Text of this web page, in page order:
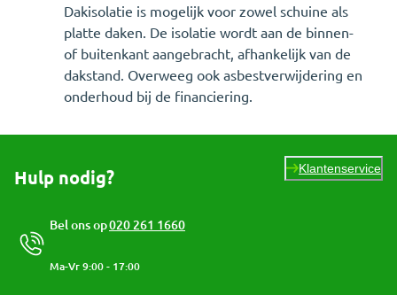
Dakisolatie is mogelijk voor zowel schuine als
platte daken. De isolatie wordt aan de binnen-
of buitenkant aangebracht, afhankelijk van de
dakstand. Overweeg ook asbestverwijdering en
onderhoud bij de financiering.
Hulp nodig? Klantenservice
Bel ons op020 261 1660
Ma-Vr 9:00 - 17:00